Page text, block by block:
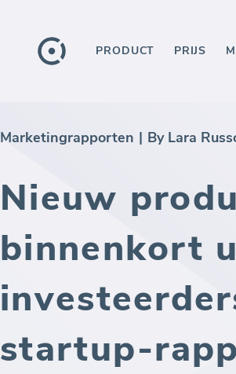
PRODUCT PRIJS
Marketingrapporten | By Lara
Nieuw
binnenkort
startup-